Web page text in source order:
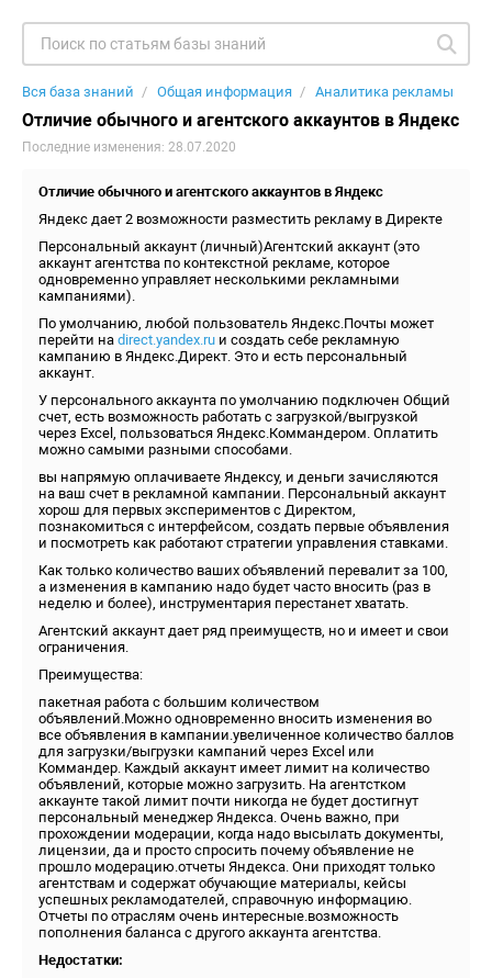
Вся база знаний Общая информация Аналитика рекламы
Отличие обычного и агентского аккаунтов в Яндекс
Последние изменения: 28.07.2020
Отличие обычного и агентского аккаунтов в Яндекс
Яндекс дает 2 возможности разместить рекламу в Директе
Персональный аккаунт (личный)Агентский аккаунт (это
аккаунт агентства по контекстной рекламе, которое
одновременно управляет несколькими рекламными
кампаниями).
По умолчанию, любой пользователь Яндекс.Почты может
перейти на direct.yandex.ru и создать себе рекламную
кампанию в Яндекс.Директ. Это и есть персональный
аккаунт.
У персонального аккаунта по умолчанию подключен Общий
счет, есть возможность работать с загрузкой/выгрузкой
через Excel, пользоваться Яндекс.Коммандером. Оплатить
можно самыми разными способами.
вы напрямую оплачиваете Яндексу, и деньги зачисляются
на ваш счет в рекламной кампании. Персональный аккаунт
хорош для первых экспериментов с Директом,
познакомиться с интерфейсом, создать первые объявления
и посмотреть как работают стратегии управления ставками.
Как только количество ваших объявлений перевалит за 100,
а изменения в кампанию надо будет часто вносить (раз в
неделю и более), инструментария перестанет хватать.
Агентский аккаунт дает ряд преимуществ, но и имеет и свои
ограничения.
Преимущества:
пакетная работа с большим количеством
объявлений.Можно одновременно вносить изменения во
все объявления в кампании.увеличенное количество баллов
для загрузки/выгрузки кампаний через Excel или
Коммандер. Каждый аккаунт имеет лимит на количество
объявлений, которые можно загрузить. На агентстком
аккаунте такой лимит почти никогда не будет достигнут
персональный менеджер Яндекса. Очень важно, при
прохождении модерации, когда надо высылать документы,
лицензии, да и просто спросить почему объявление не
прошло модерацию.отчеты Яндекса. Они приходят только
агентствам и содержат обучающие материалы, кейсы
успешных рекламодателей, справочную информацию.
Отчеты по отраслям очень интересные.возможность
пополнения баланса с другого аккаунта агентства.
Недостатки: